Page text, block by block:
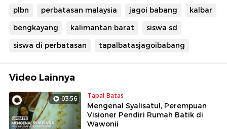
berita tentang Tapal Batas di tapalbatas.detik.com!
plbn
perbatasan malaysia jagoi babang
kalbar
bengkayang
kalimantan barat
siswa sd
siswa di perbatasan
tapalbatasjagoibabang
Video Lainnya
03:56 Tapal Batas
Mengenal Syalisatul, Perempuan
Visioner Pendiri Rumah Batik di
Wawonii